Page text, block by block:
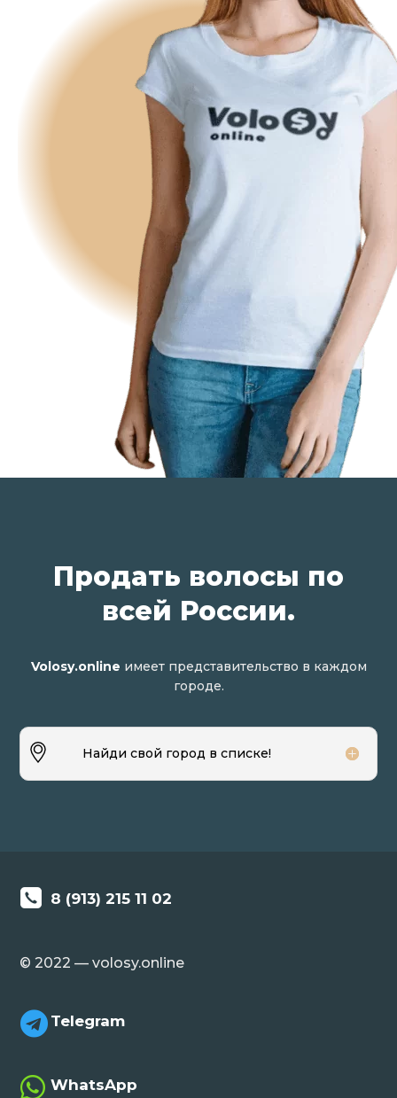
Продать волосы по
всей России.
Volosy.online имеет представительство в каждом
городе.
Найди свой город в списке!
8 (913) 215 11 02
© 2022 — volosy.online
 Telegram
 WhatsApp